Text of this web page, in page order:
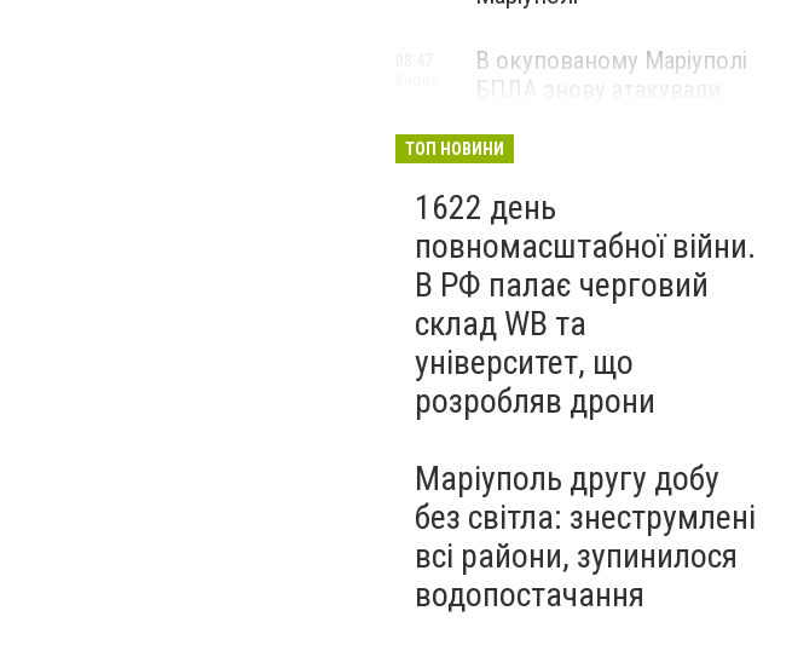
В окупованому Маріуполі
БПЛА знову атакували
— ВІДЕО
ТОП НОВИНИ
1622 день
повномасштабної війни.
В РФ палає черговий
склад WB та
університет, що
розробляв дрони
Маріуполь другу добу
без світла: знеструмлені
всі райони, зупинилося
водопостачання